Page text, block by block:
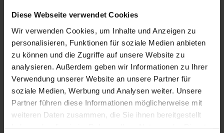
Diese Webseite verwendet Cookies
Wir verwenden Cookies, um Inhalte und Anzeigen zu
personalisieren, Funktionen für soziale Medien anbieten
zu können und die Zugriffe auf unsere Website zu
analysieren. Außerdem geben wir Informationen zu Ihrer
Verwendung unserer Website an unsere Partner für
soziale Medien, Werbung und Analysen weiter. Unsere
Partner führen diese Informationen möglicherweise mit
weiteren Daten zusammen, die Sie ihnen bereitgestellt
Voll Power und Dynamic und macht die Hüfte sehr
Geschmack, Trotzdem super cooler Flow.
0
Eve
Ich hätte mir mehr Erklärung gewünscht was in bestimmten
Posen wichtig ist um von der Praxis maximal zu profitieren zB
aktive Füße, Hüfte nach außen ziehen, etc. So ist einfach nur
ein "Befehl" geben was als nächstes folgt.